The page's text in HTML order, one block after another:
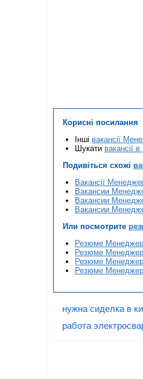
Корисні посилання
Інші вакансії
Шукати вакансії в
Подивіться схожі
Вакансії
Вакансии
Вакансии
Вакансии
Или посмотрите
Резюме Менеджер
Резюме Менеджер
Резюме Менеджер
Резюме Менеджер
нужна сиделка в
работа